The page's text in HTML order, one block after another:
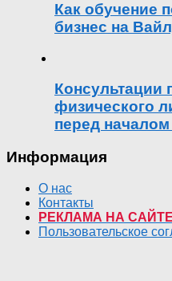
Как обучение
бизнес на
Консультации
физического
перед
Информация
О нас
Контакты
РЕКЛАМА НА САЙТЕ
Пользовательское